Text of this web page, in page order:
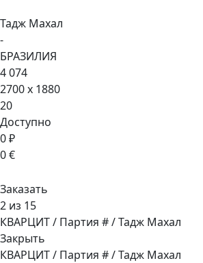
Тадж Махал
-
БРАЗИЛИЯ
4 074
2700 x 1880
20
Доступно
0 ₽
0 €
Заказать
2 из 15
КВАРЦИТ / Партия # / Тадж Махал
Закрыть
КВАРЦИТ / Партия # / Тадж Махал